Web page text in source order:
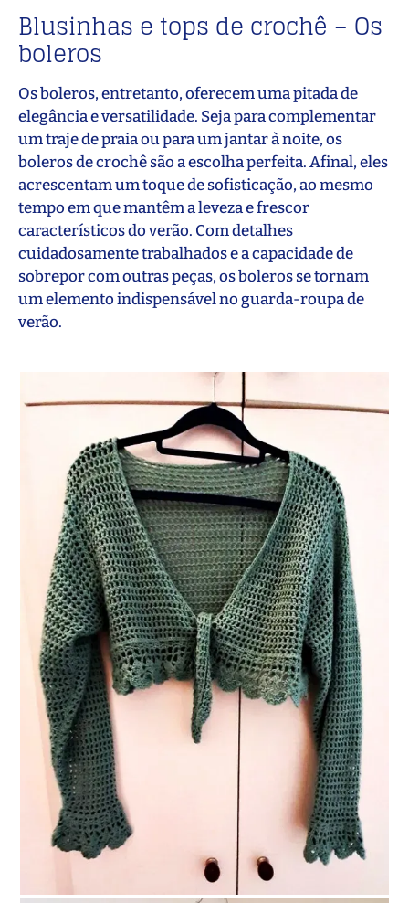
Blusinhas e tops de crochê – Os
boleros
Os boleros, entretanto, oferecem uma pitada de
elegância e versatilidade. Seja para complementar
um traje de praia ou para um jantar à noite, os
boleros de crochê são a escolha perfeita. Afinal, eles
acrescentam um toque de sofisticação, ao mesmo
tempo em que mantêm a leveza e frescor
característicos do verão. Com detalhes
cuidadosamente trabalhados e a capacidade de
sobrepor com outras peças, os boleros se tornam
um elemento indispensável no guarda-roupa de
verão.